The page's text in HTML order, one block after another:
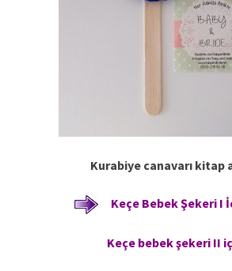
Kurabiye canavarı kitap
Keçe Bebek Şekeri I
Keçe bebek şekeri II